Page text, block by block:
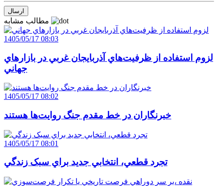
1405/05/17 08:03
لزوم استفاده از ظرفيت‌هاي آذربايجان غربي در بازارهاي
جهاني
1405/05/17 08:02
خبرنگاران در خط مقدم جنگ روايت‌ها هستند
1405/05/17 08:01
تجرد قطعي، انتخابي جديد براي سبک زندگي